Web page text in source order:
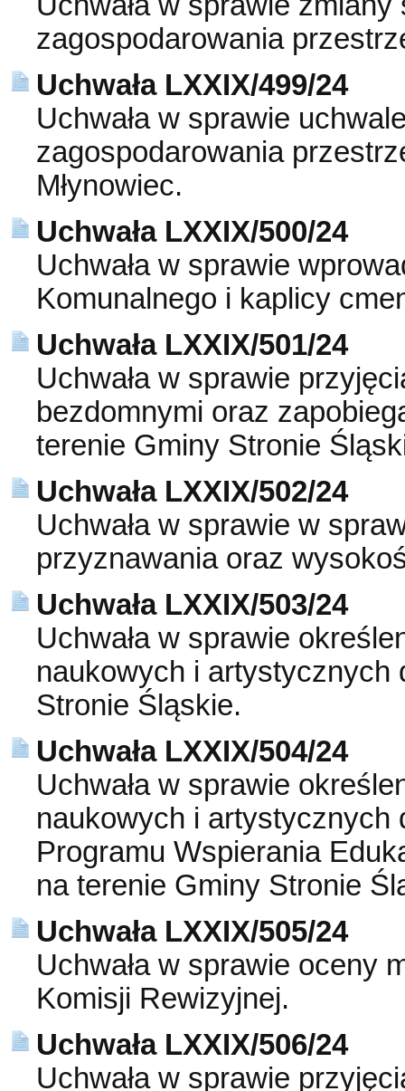
zagospodarowania
Uchwała LXXIX/499/24
Uchwała w sprawie
zagospodarowania
Młynowiec.
Uchwała LXXIX/500/24
Uchwała w sprawie
Komunalnego i kaplicy
Uchwała LXXIX/501/24
Uchwała w sprawie
bezdomnymi oraz
terenie Gminy Stronie
Uchwała LXXIX/502/24
Uchwała w sprawie w
przyznawania oraz
Uchwała LXXIX/503/24
Uchwała w sprawie
naukowych i artystycznych
Stronie Śląskie.
Uchwała LXXIX/504/24
Uchwała w sprawie
naukowych i artystycznych
Programu Wspierania
na terenie Gminy Stronie
Uchwała LXXIX/505/24
Uchwała w sprawie oceny
Komisji Rewizyjnej.
Uchwała LXXIX/506/24
Uchwała w sprawie